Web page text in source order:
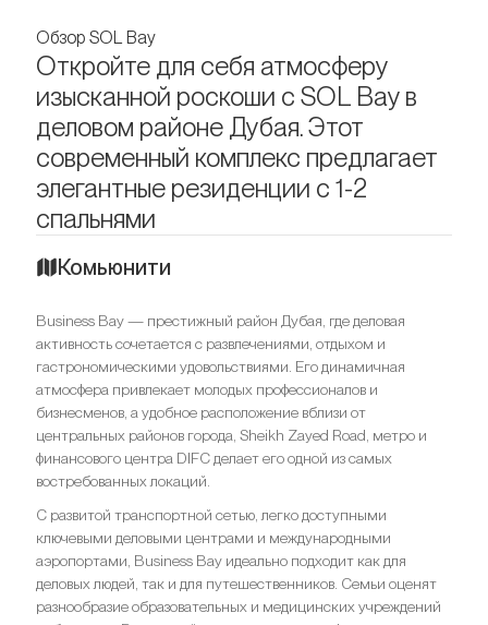
Обзор SOL Bay
Откройте для себя атмосферу
изысканной роскоши с SOL Bay в
деловом районе Дубая. Этот
современный комплекс предлагает
элегантные резиденции с 1-2
спальнями
Комьюнити
Business Bay — престижный район Дубая, где деловая
активность сочетается с развлечениями, отдыхом и
гастрономическими удовольствиями. Его динамичная
атмосфера привлекает молодых профессионалов и
бизнесменов, а удобное расположение вблизи от
центральных районов города, Sheikh Zayed Road, метро и
финансового центра DIFC делает его одной из самых
востребованных локаций.
С развитой транспортной сетью, легко доступными
ключевыми деловыми центрами и международными
аэропортами, Business Bay идеально подходит как для
деловых людей, так и для путешественников. Семьи оценят
разнообразие образовательных и медицинских учреждений